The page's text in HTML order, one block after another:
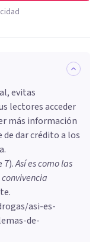
evitas
lectores acceder
más información
dar crédito a los
7).Así es como las
asi-es-
de-